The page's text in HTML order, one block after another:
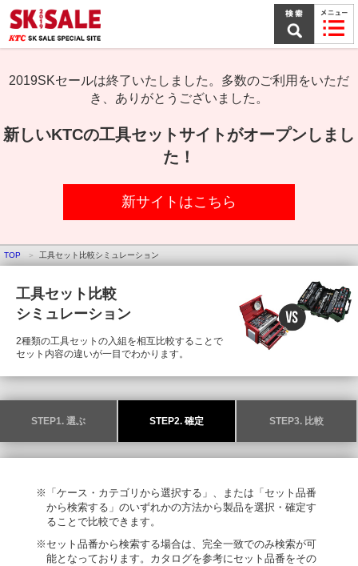
文
ま
で
キ2019SKセールは終了いたしました。多数のご利用をいただ
き、ありがとうございました。
新しいKTCの工具セットサイトがオープンしまし
た！
新サイトはこちら
TOP 工具セット比較シミュレーション
工具セット比較
シミュレーション
2種類の工具セットの入組を相互比較することで
セット内容の違いが一目でわかります。
STEP1. 選ぶ STEP2. 確定 STEP3. 比較
※「ケース・カテゴリから選択する」、または「セット品番
から検索する」のいずれかの方法から製品を選択・確定す
ることで比較できます。
※セット品番から検索する場合は、完全一致でのみ検索が可
能となっております。カタログを参考にセット品番をその